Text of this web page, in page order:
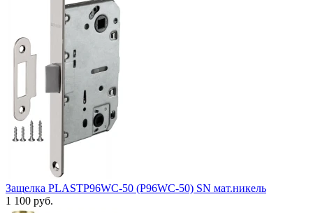
Защелка PLASTP96WC-50 (P96WC-50) SN мат.никель
1 100 руб.